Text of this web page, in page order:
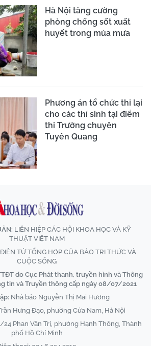
Hà Nội tăng cường
phòng chống sốt xuất
huyết trong mùa mưa
Phương án tổ chức thi lại
cho các thí sinh tại điểm
thi Trường chuyên
Tuyên Quang
LIÊN HIỆP CÁC HỘI KHOA HỌC VÀ KỸ
THUẬT VIỆT NAM
TỬ TỔNG HỢP CỦA BÁO TRI THỨC VÀ
CUỘC SỐNG
do Cục Phát thanh, truyền hình và Thông
tin và Truyền thông cấp ngày 08/07/2021
Nhà báo Nguyễn Thị Mai Hương
Hưng Đạo, phường Cửa Nam, Hà Nội
24 Phan Văn Trị, phường Hạnh Thông, Thành
phố Hồ Chí Minh